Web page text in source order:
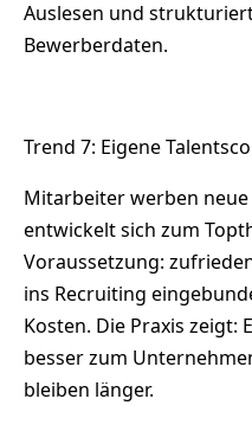
Auslesen und
Bewerberdaten.
Trend 7: Eigene
Mitarbeiter werben
entwickelt sich zum
Voraussetzung:
ins Recruiting
Kosten. Die Praxis zeigt:
besser zum
bleiben länger.